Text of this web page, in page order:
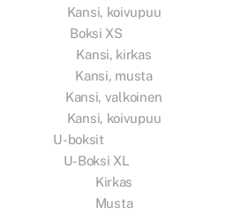
Kansi, koivupuu
Boksi XS
Kansi, kirkas
Kansi, musta
Kansi, valkoinen
Kansi, koivupuu
U-boksit
U-Boksi XL
Kirkas
Musta